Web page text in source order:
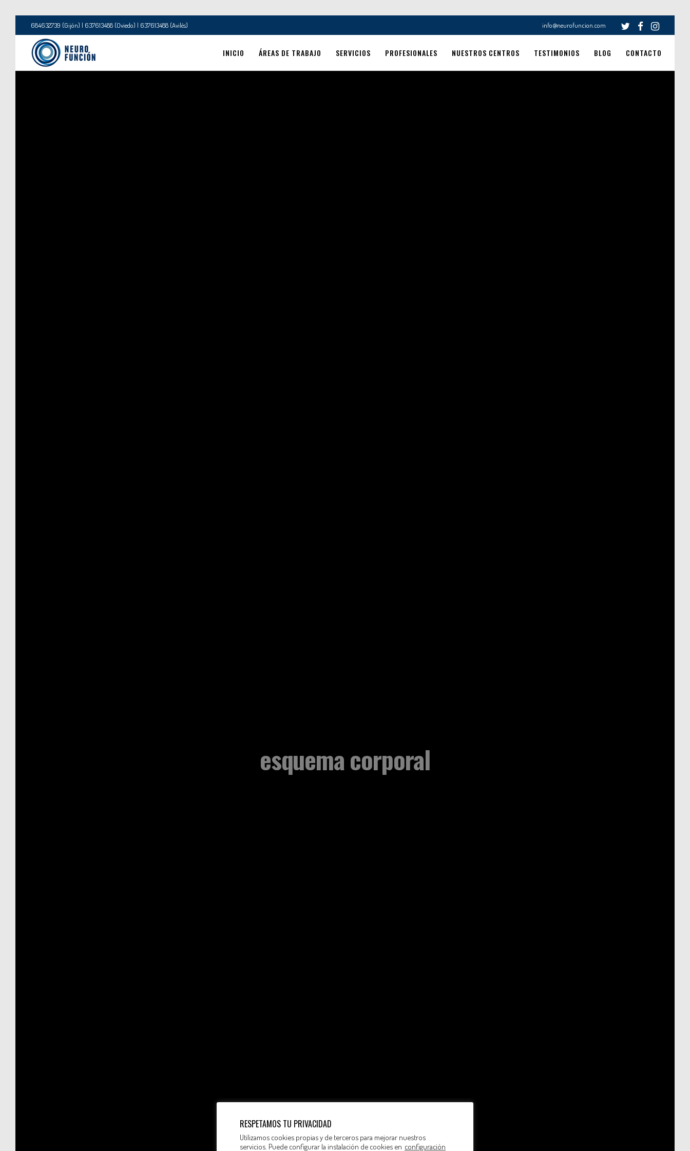
684632739 (Gijón) | 637613488 (Oviedo) | 637613488 (Avilés) info@neurofuncion.com
INICIO ÁREAS DE TRABAJO SERVICIOS PROFESIONALES NUESTROS CENTROS TESTIMONIOS BLOG CONTACTO
esquema corporal
RESPETAMOS TU PRIVACIDAD
Utilizamos cookies propias y de terceros para mejorar nuestros
servicios. Puede configurar la instalación de cookies en configuración